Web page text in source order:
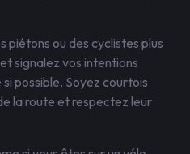
piétons ou des cyclistes plus
signalez vos intentions
possible. Soyez courtois
la route et respectez leur